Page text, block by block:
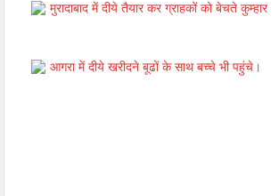
मुरादाबाद में दीये तैयार कर ग्राहकों को बेचते कुम्हार
आगरा में दीये खरीदने बूढों के साथ बच्चे भी पहुंचे।